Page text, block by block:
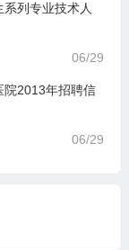
系列专业技术人
06/29
院2013年招聘信
06/29